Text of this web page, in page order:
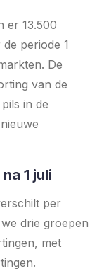
er 13.500
periode 1
De
van de
in de
1 juli
per
drie groepen
met